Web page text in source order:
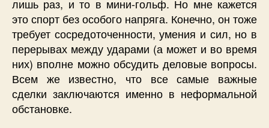
лишь раз, и то в мини-гольф. Но мне кажется
это спорт без особого напряга. Конечно, он тоже
требует сосредоточенности, умения и сил, но в
перерывах между ударами (а может и во время
них) вполне можно обсудить деловые вопросы.
Всем же известно, что все самые важные
сделки заключаются именно в неформальной
обстановке.